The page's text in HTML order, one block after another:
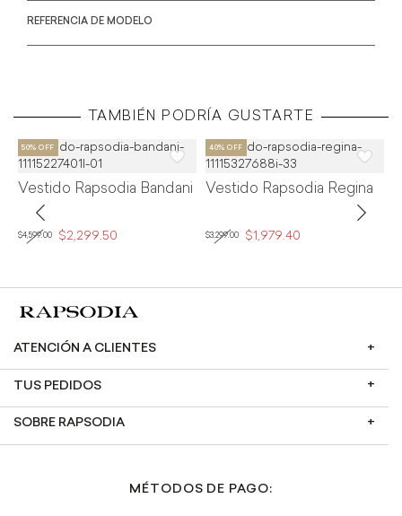
REFERENCIA DE MODELO
TAMBIÉN PODRÍA GUSTARTE
Vestido Rapsodia Bandani
$4,599.00 $2,299.50
Vestido Rapsodia Regina
$3,299.00 $1,979.40
ATENCIÓN A CLIENTES
TUS PEDIDOS
SOBRE RAPSODIA
MÉTODOS DE PAGO: